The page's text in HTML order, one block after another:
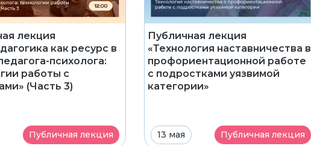
лекция
как ресурс в
психолога:
работы с
(Часть 3)
Публичная лекция
Публичная лекция
«Технология наставничества в
профориентационной работе
с подростками уязвимой
категории»
13 мая Публичная лекция